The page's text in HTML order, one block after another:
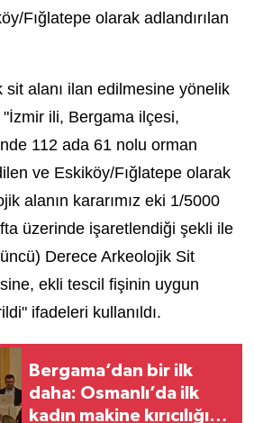
Fığlatepe olarak adlandırılan
alanı ilan edilmesine yönelik
ili, Bergama ilçesi,
112 ada 61 nolu orman
ve Eskiköy/Fığlatepe olarak
alanın kararımız eki 1/5000
üzerinde işaretlendiği şekli ile
Derece Arkeolojik Sit
ekli tescil fişinin uygun
ifadeleri kullanıldı.
Bergama’dan bir ilk
daha: Osmanlı’da ilk
kadın makine kırıcılığı